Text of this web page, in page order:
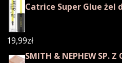
Catrice Super Glue żel
19,99zł
SMITH & NEPHEW SP. Z